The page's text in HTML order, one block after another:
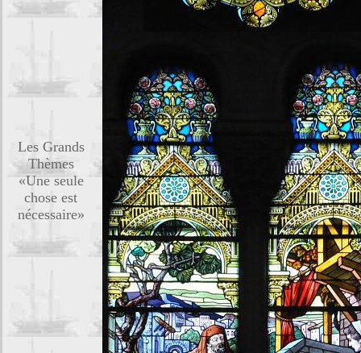
Les Grands
Thèmes
«Une seule
chose est
nécessaire»